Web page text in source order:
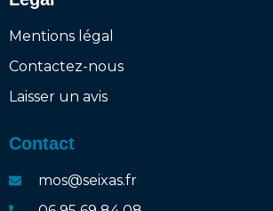
Mentions légal
Contactez-nous
Laisser un avis
Contact
mos@seixas.fr